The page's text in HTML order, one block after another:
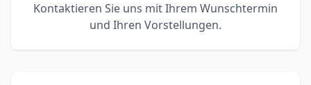
Kontaktieren Sie uns mit Ihrem Wunschtermin
und Ihren Vorstellungen.